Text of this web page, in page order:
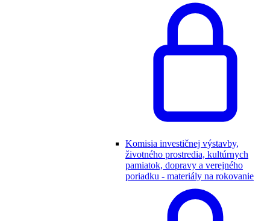
Komisia investičnej výstavby,
životného prostredia, kultúrnych
pamiatok, dopravy a verejného
poriadku - materiály na rokovanie